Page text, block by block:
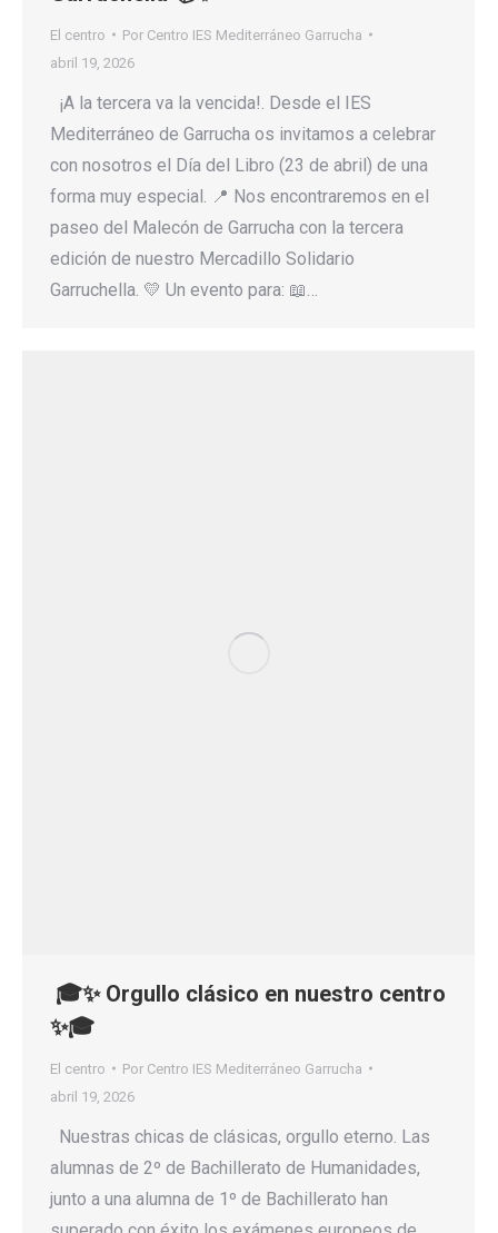
El centro Por Centro IES Mediterráneo Garrucha
abril 19, 2026
¡A la tercera va la vencida!. Desde el IES
Mediterráneo de Garrucha os invitamos a celebrar
con nosotros el Día del Libro (23 de abril) de una
forma muy especial. 📍 Nos encontraremos en el
paseo del Malecón de Garrucha con la tercera
edición de nuestro Mercadillo Solidario
Garruchella. 💛 Un evento para: 📖…
🎓✨ Orgullo clásico en nuestro centro
✨🎓
El centro Por Centro IES Mediterráneo Garrucha
abril 19, 2026
Nuestras chicas de clásicas, orgullo eterno. Las
alumnas de 2º de Bachillerato de Humanidades,
junto a una alumna de 1º de Bachillerato han